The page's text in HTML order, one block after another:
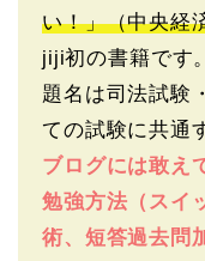
い！」（中央経
jiji初の書籍です。
題名は司法試験
ての試験に共通
ブログには敢え
勉強方法（スイ
術、短答過去問